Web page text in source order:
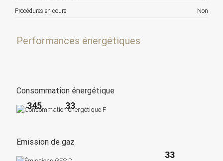
Procédures en cours Non
Performances énergétiques
Consommation énergétique
345 33
Emission de gaz
33